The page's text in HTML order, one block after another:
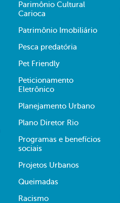
Parimônio Cultural
Carioca
Patrimônio Imobiliário
Pesca predatória
Pet Friendly
Peticionamento
Eletrônico
Planejamento Urbano
Plano Diretor Rio
Programas e benefícios
sociais
Projetos Urbanos
Queimadas
Racismo